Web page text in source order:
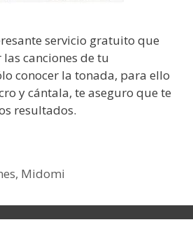
servicio gratuito que
canciones de tu
conocer la tonada, para ello
y cántala, te aseguro que te
resultados.
, Midomi